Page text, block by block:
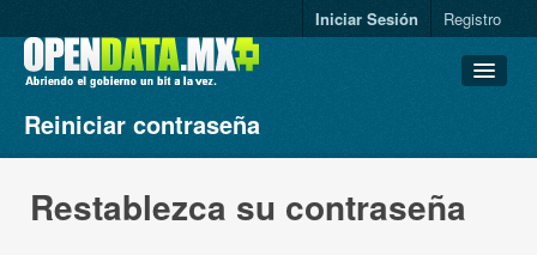
Iniciar Sesión Registro
Conjuntos de datos
Organizaciones
Grupos
Reiniciar contraseña
Restablezca su contraseña